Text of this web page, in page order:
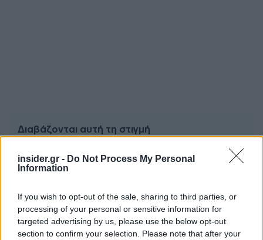
insider.gr - Do Not Process My Personal
Information
If you wish to opt-out of the sale, sharing to third parties, or
processing of your personal or sensitive information for
targeted advertising by us, please use the below opt-out
section to confirm your selection. Please note that after your
Διαβάζονται αυτή τη στιγμή
στοιχηματικές - Ποιος επισκέφθηκε τα
πυρόπληκτα ζωάκια - Το μισογεμάτο ποτήρι
Ποια είναι η (κυβερνητική) λίστα με τα μεγάλα
οδικά έργα και τα εκτιμώμενα
χρονοδιαγράμματα